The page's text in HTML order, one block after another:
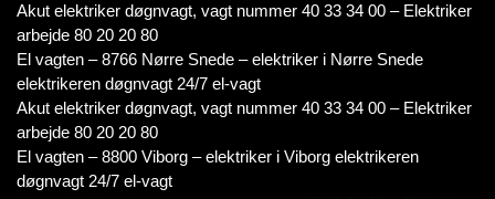
Akut elektriker døgnvagt, vagt nummer 40 33 34 00 – Elektriker
arbejde 80 20 20 80
El vagten – 8766 Nørre Snede – elektriker i Nørre Snede
elektrikeren døgnvagt 24/7 el-vagt
Akut elektriker døgnvagt, vagt nummer 40 33 34 00 – Elektriker
arbejde 80 20 20 80
El vagten – 8800 Viborg – elektriker i Viborg elektrikeren
døgnvagt 24/7 el-vagt